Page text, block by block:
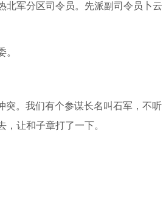
北军分区司令员。先派副司令员卜云
突。我们有个参谋长名叫石军，不听
让和子章打了一下。